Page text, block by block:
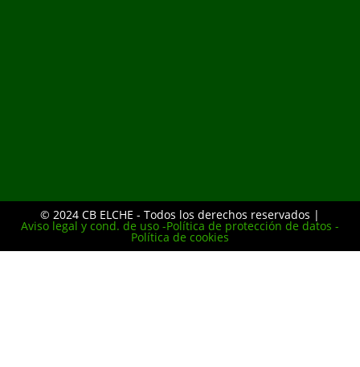
© 2024 CB ELCHE - Todos los derechos reservados |
Aviso legal y cond. de uso -Política de protección de datos -
Política de cookies